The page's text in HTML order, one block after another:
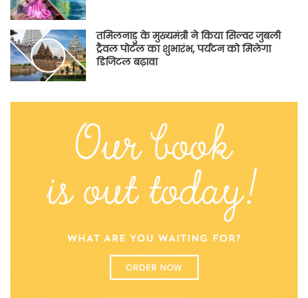
तमिलनाडु के मुख्यमंत्री ने किया सिल्वर जुबली
ट्रैवल पोर्टल का शुभारंभ, पर्यटन को मिलेगा
डिजिटल बढ़ावा